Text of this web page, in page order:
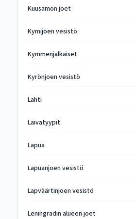
Kuusamon joet
Kymijoen vesistö
Kymmenjalkaiset
Kyrönjoen vesistö
Lahti
Laivatyypit
Lapua
Lapuanjoen vesistö
Lapväärtinjoen vesistö
Leningradin alueen joet